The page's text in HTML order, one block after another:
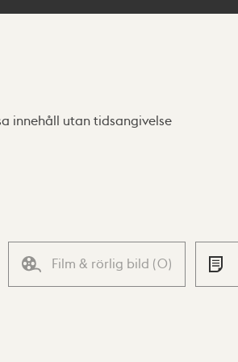
innehåll utan tidsangivelse
Film & rörlig bild (0)